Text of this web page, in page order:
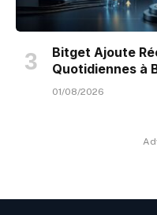
Bitget Ajoute
Quotidiennes à
01/08/2026